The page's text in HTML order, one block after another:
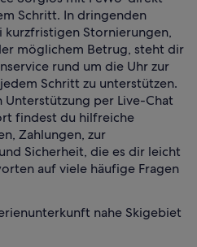
Schritt. In dringenden
kurzfristigen Stornierungen,
möglichem Betrug, steht dir
rund um die Uhr zur
Schritt zu unterstützen.
per Live-Chat
findest du hilfreiche
Zahlungen, zur
Sicherheit, die es dir leicht
auf viele häufige Fragen
nahe Skigebiet